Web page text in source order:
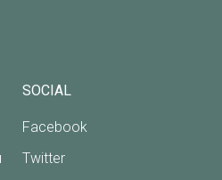
SOCIAL
Facebook
Twitter